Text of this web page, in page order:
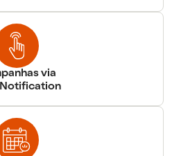
via
Notification